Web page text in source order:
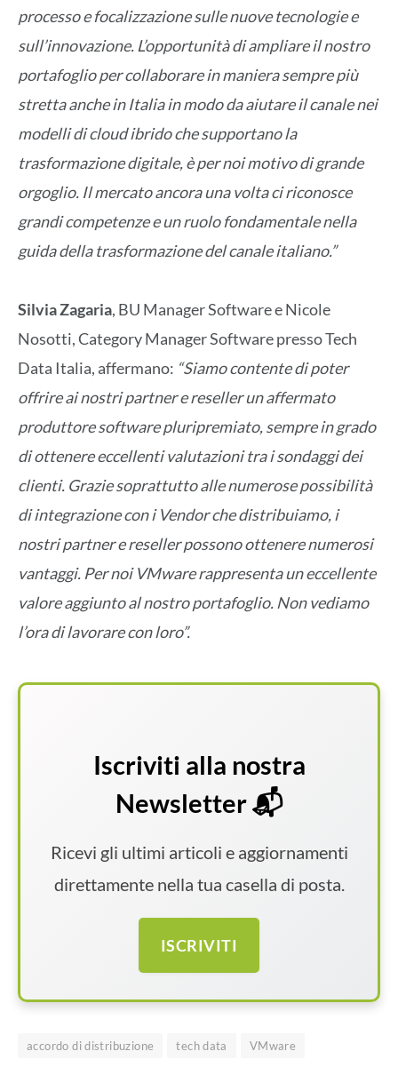
processo e focalizzazione sulle nuove tecnologie e
sull’innovazione. L’opportunità di ampliare il nostro
portafoglio per collaborare in maniera sempre più
stretta anche in Italia in modo da aiutare il canale nei
modelli di cloud ibrido che supportano la
trasformazione digitale, è per noi motivo di grande
orgoglio. Il mercato ancora una volta ci riconosce
grandi competenze e un ruolo fondamentale nella
guida della trasformazione del canale italiano.”
Silvia Zagaria, BU Manager Software e Nicole
Nosotti, Category Manager Software presso Tech
Data Italia, affermano: “Siamo contente di poter
offrire ai nostri partner e reseller un affermato
produttore software pluripremiato, sempre in grado
di ottenere eccellenti valutazioni tra i sondaggi dei
clienti. Grazie soprattutto alle numerose possibilità
di integrazione con i Vendor che distribuiamo, i
nostri partner e reseller possono ottenere numerosi
vantaggi. Per noi VMware rappresenta un eccellente
valore aggiunto al nostro portafoglio. Non vediamo
l’ora di lavorare con loro”.
Iscriviti alla nostra
Newsletter 📬
Ricevi gli ultimi articoli e aggiornamenti
direttamente nella tua casella di posta.
ISCRIVITI
accordo di distribuzione tech data VMware